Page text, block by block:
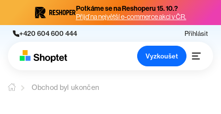
Potkáme se na Reshoperu 15. 10.?
Přijď na největší e-commerce akci v ČR.
+420 604 600 444 Přihlásit
Vyzkoušet
Obchod byl ukončen